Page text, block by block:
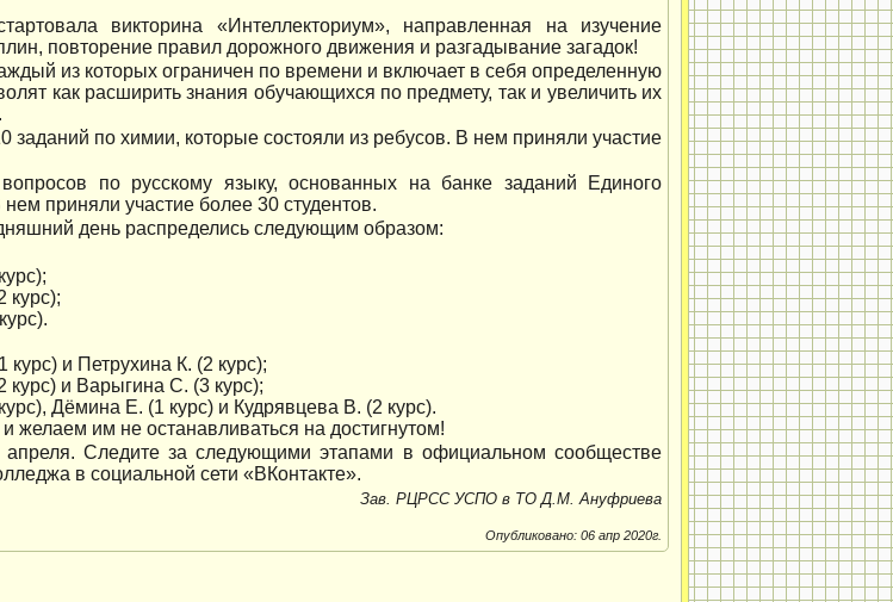
викторина «Интеллекториум», направленная на изучение
повторение правил дорожного движения и разгадывание загадок!
из которых ограничен по времени и включает в себя определенную
как расширить знания обучающихся по предмету, так и увеличить их
заданий по химии, которые состояли из ребусов. В нем приняли участие
по русскому языку, основанных на банке заданий Единого
приняли участие более 30 студентов.
день распределись следующим образом:
курс);
и Петрухина К. (2 курс);
и Варыгина С. (3 курс);
Дёмина Е. (1 курс) и Кудрявцева В. (2 курс).
желаем им не останавливаться на достигнутом!
апреля. Следите за следующими этапами в официальном сообществе
в социальной сети «ВКонтакте».
Зав. РЦРСС УСПО в ТО Д.М. Ануфриева
Опубликовано: 06 апр 2020г.